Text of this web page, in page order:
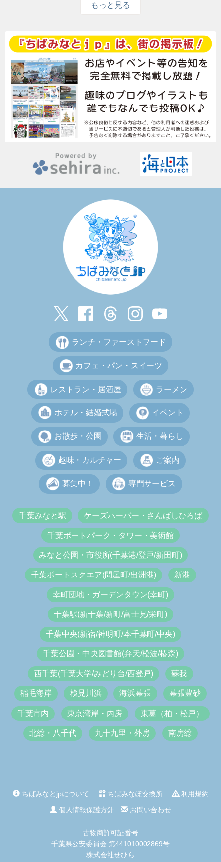
もっと見る
ランチ・ファーストフード
カフェ・パン・スイーツ
レストラン・居酒屋 ラーメン
ホテル・結婚式場 イベント
お散歩・公園 生活・暮らし
趣味・カルチャー ご案内
募集中！ 専門サービス
千葉みなと駅 ケーズハーバー・さんばしひろば
千葉ポートパーク・タワー・美術館
みなと公園・市役所(千葉港/登戸/新田町)
千葉ポートスクエア(問屋町/出洲港) 新港
幸町団地・ガーデンタウン(幸町)
千葉駅(新千葉/新町/富士見/栄町)
千葉中央(新宿/神明町/本千葉町/中央)
千葉公園・中央図書館(弁天/松波/椿森)
西千葉(千葉大学/みどり台/西登戸) 蘇我
稲毛海岸 検見川浜 海浜幕張 幕張豊砂
千葉市内 東京湾岸・内房 東葛（柏・松戸）
北総・八千代 九十九里・外房 南房総
ちばみなとjpについて ちばみなぽ交換所
利用規約
個人情報保護方針
お問い合わせ
古物商許可証番号
千葉県公安委員会 第441010002869号
株式会社せひら